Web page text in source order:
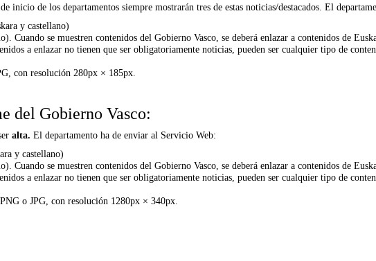
de inicio de los departamentos siempre mostrarán tres de estas noticias/destacados. El
y castellano)
Cuando se muestren contenidos del Gobierno Vasco, se deberá enlazar a contenidos de
a enlazar no tienen que ser obligatoriamente noticias, pueden ser cualquier tipo de
con resolución 280px × 185px.
del Gobierno Vasco:
alta. El departamento ha de enviar al Servicio Web:
y castellano)
Cuando se muestren contenidos del Gobierno Vasco, se deberá enlazar a contenidos de
a enlazar no tienen que ser obligatoriamente noticias, pueden ser cualquier tipo de
o JPG, con resolución 1280px × 340px.